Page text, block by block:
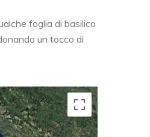
foglia di basilico
un tocco di